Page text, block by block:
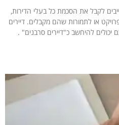
לקבל את הסכמת כל בעלי הדירות,
או לתמורות שהם מקבלים. דיירים
להיחשב כ"דיירים סרבנים" .